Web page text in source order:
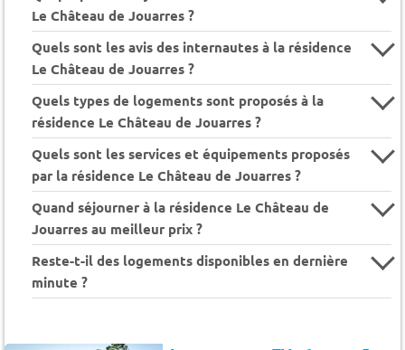
Le Château de Jouarres ?
Quels sont les avis des internautes à la résidence
Le Château de Jouarres ?
Quels types de logements sont proposés à la
résidence Le Château de Jouarres ?
Quels sont les services et équipements proposés
par la résidence Le Château de Jouarres ?
Quand séjourner à la résidence Le Château de
Jouarres au meilleur prix ?
Reste-t-il des logements disponibles en dernière
minute ?